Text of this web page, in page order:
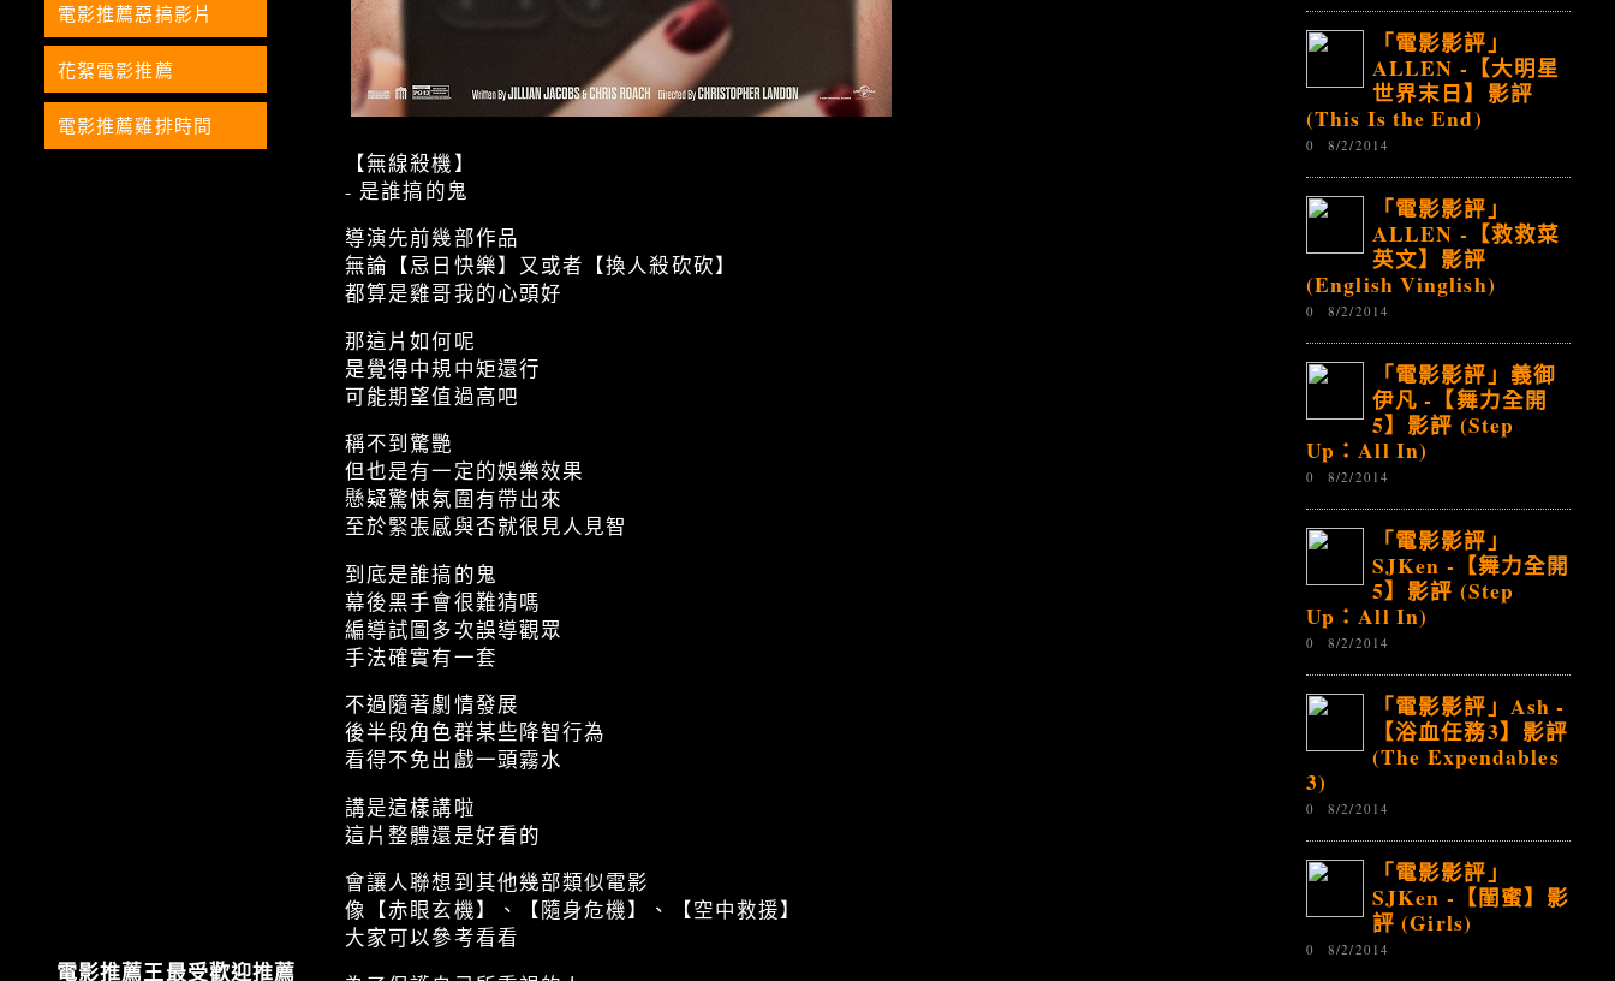
【無線殺機】
- 是誰搞的鬼
導演先前幾部作品
無論【忌日快樂】又或者【換人殺砍砍】
都算是雞哥我的心頭好
那這片如何呢
是覺得中規中矩還行
可能期望值過高吧
稱不到驚艷
但也是有一定的娛樂效果
懸疑驚悚氛圍有帶出來
至於緊張感與否就很見人見智
到底是誰搞的鬼
幕後黑手會很難猜嗎
編導試圖多次誤導觀眾
手法確實有一套
不過隨著劇情發展
後半段角色群某些降智行為
看得不免出戲一頭霧水
講是這樣講啦
這片整體還是好看的
會讓人聯想到其他幾部類似電影
像【赤眼玄機】、【隨身危機】、【空中救援】
大家可以參考看看
電影推薦惡搞影片
花絮電影推薦
電影推薦雞排時間
電影推薦王最受歡迎推薦
「電影影評」
ALLEN -【大明星
世界末日】影評
(This Is the End)
0 8/2/2014
「電影影評」
ALLEN -【救救菜
英文】影評
(English Vinglish)
0 8/2/2014
「電影影評」義御
伊凡 -【舞力全開
5】影評 (Step
Up：All In)
0 8/2/2014
「電影影評」
SJKen -【舞力全開
5】影評 (Step
Up：All In)
0 8/2/2014
「電影影評」Ash -
【浴血任務3】影評
(The Expendables
3)
0 8/2/2014
「電影影評」
SJKen -【閨蜜】影
評 (Girls)
0 8/2/2014